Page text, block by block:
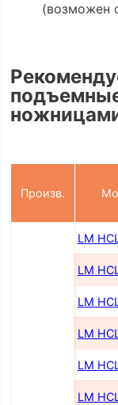
(возможен
Произв.
LM
LM
LM
LM
LM
LM